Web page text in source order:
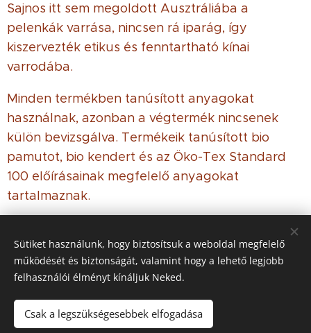
Sajnos itt sem megoldott Ausztráliába a
pelenkák varrása, nincsen rá iparág, így
kiszervezték etikus és fenntartható kínai
varrodába.
Minden termékben tanúsított anyagokat
használnak, azonban a végtermék nincsenek
külön bevizsgálva. Termékeik tanúsított bio
pamutot, bio kendert és az Öko-Tex Standard
100 előírásainak megfelelő anyagokat
tartalmaznak.
© 2021 Minden jog
fenntartva
Sütiket használunk, hogy biztosítsuk a weboldal megfelelő
működését és biztonságát, valamint hogy a lehető legjobb
felhasználói élményt kínáljuk Neked.
Csak a legszükségesebbek elfogadása